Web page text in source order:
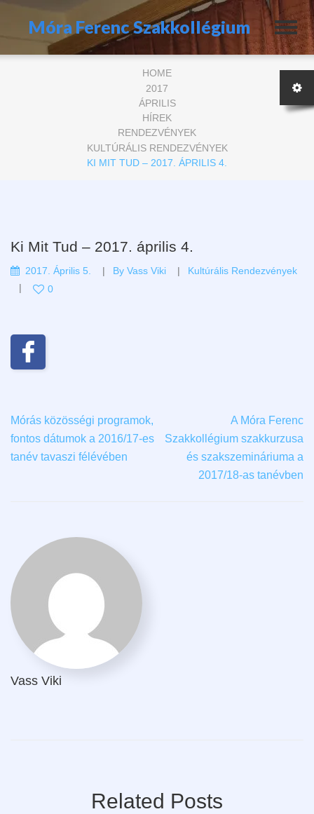
Móra Ferenc Szakkollégium
HOME
2017
ÁPRILIS
HÍREK
RENDEZVÉNYEK
KULTÚRÁLIS RENDEZVÉNYEK
KI MIT TUD – 2017. ÁPRILIS 4.
Ki Mit Tud – 2017. április 4.
2017. Április 5. By Vass Viki
Kultúrális Rendezvények
0
Mórás közösségi programok,
fontos dátumok a 2016/17-es
tanév tavaszi félévében
A Móra Ferenc
Szakkollégium szakkurzusa
és szakszemináriuma a
2017/18-as tanévben
Vass Viki
Related Posts